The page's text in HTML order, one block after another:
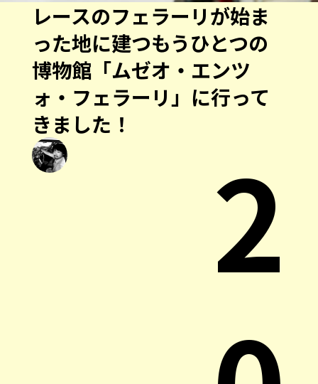
レースのフェラーリが始ま
った地に建つもうひとつの
博物館「ムゼオ・エンツ
ォ・フェラーリ」に行って
きました！
2